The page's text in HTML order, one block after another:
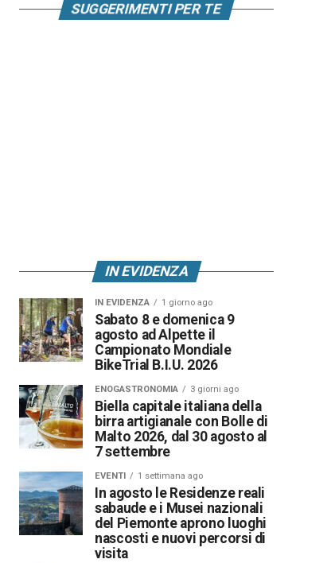
SUGGERIMENTI PER TE
IN EVIDENZA
IN EVIDENZA 1 giorno ago
Sabato 8 e domenica 9
agosto ad Alpette il
Campionato Mondiale
BikeTrial B.I.U. 2026
ENOGASTRONOMIA 3 giorni ago
Biella capitale italiana della
birra artigianale con Bolle di
Malto 2026, dal 30 agosto al
7 settembre
EVENTI 1 settimana ago
In agosto le Residenze reali
sabaude e i Musei nazionali
del Piemonte aprono luoghi
nascosti e nuovi percorsi di
visita